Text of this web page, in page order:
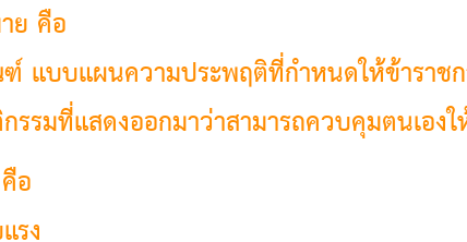
ย คือ
แบบแผนความประพฤติที่กำหนดให้ข้าราช
รมที่แสดงออกมาว่าสามารถควบคุมตนเอง
อ